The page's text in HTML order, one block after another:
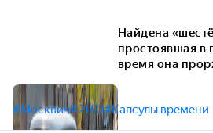
Найдена
простоявшая в
время она
#Москвич#2140#Капсулы времени